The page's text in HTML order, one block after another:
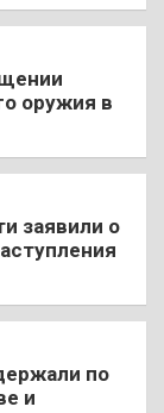
оружия в
заявили о
по
и